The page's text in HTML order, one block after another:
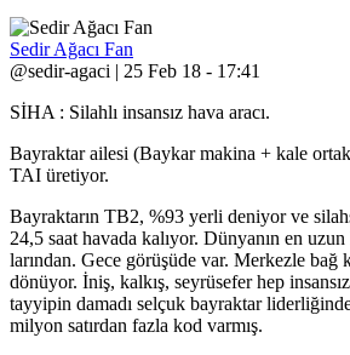
Sedir Ağacı Fan
@sedir-agaci | 25 Feb 18 - 17:41
SİHA : Silahlı insansız hava aracı.
Bayraktar ailesi (Baykar makina + kale
TAI üretiyor.
Bayraktarın TB2, %93 yerli deniyor ve
24,5 saat havada kalıyor. Dünyanın en
larından. Gece görüşüde var. Merkezle bağ
dönüyor. İniş, kalkış, seyrüsefer hep
tayyipin damadı selçuk bayraktar
milyon satırdan fazla kod varmış.